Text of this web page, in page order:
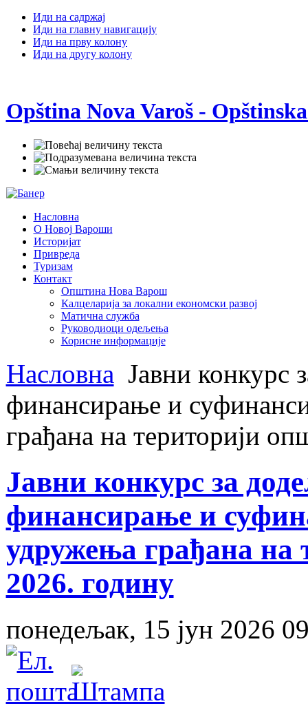
Иди на садржај
Иди на главну навигацију
Иди на прву колону
Иди на другу колону
Opština Nova Varoš -
Насловна
О Новој Вароши
Историјат
Привреда
Туризам
Контакт
Општина Нова Варош
Калцеларија за локални економски развој
Матична служба
Руководиоци одељења
Корисне информације
Насловна Јавни конкурс
финансирање и
грађана на територији
Јавни конкурс за
финансирање и
удружења грађана
2026. годину
понедељак, 15 јун 2026